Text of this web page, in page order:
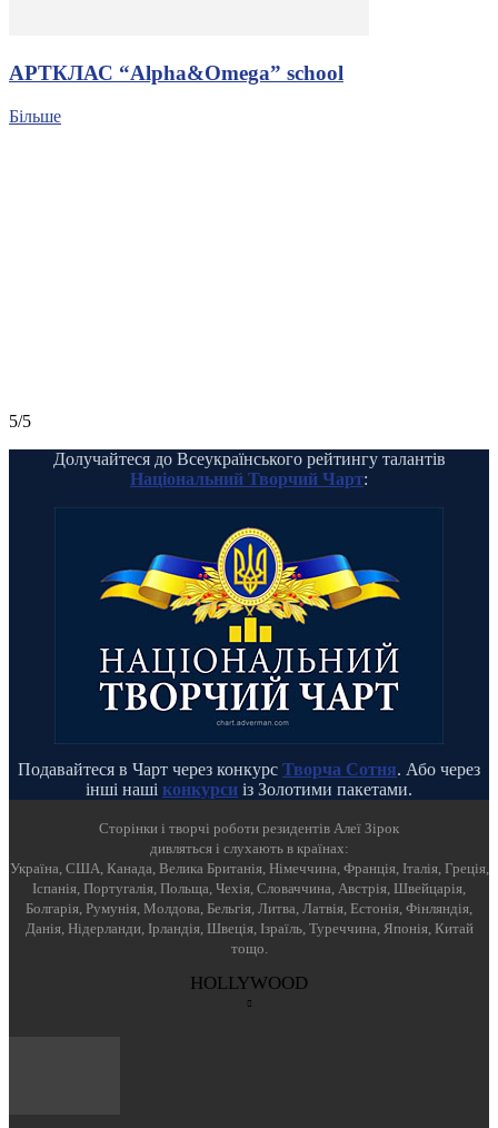
АРТКЛАС “Alpha&Omega” school
Більше
5/5
Долучайтеся до Всеукраїнського рейтингу талантів
Національний Творчий Чарт:
Подавайтеся в Чарт через конкурс Творча Сотня. Або через
інші наші конкурси із Золотими пакетами.
Cторінки і творчі роботи резидентів Алеї Зірок
дивляться і слухають в країнах:
Україна, США, Канада, Велика Британія, Німеччина, Франція, Італія, Греція,
Іспанія, Португалія, Польща, Чехія, Словаччина, Австрія, Швейцарія,
Болгарія, Румунія, Молдова, Бельгія, Литва, Латвія, Естонія, Фінляндія,
Данія, Нідерланди, Ірландія, Швеція, Ізраїль, Туреччина, Японія, Китай
тощо.
HOLLYWOOD